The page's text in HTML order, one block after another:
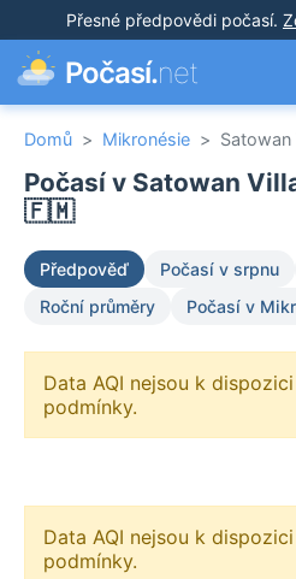
Přesné předpovědi počasí.
Počasí.net
Domů > Mikronésie > Satowan
Počasí v Satowan
🇫🇲
Předpověď Počasí v srpnu
Roční průměry
Počasí v
Data AQI nejsou k
podmínky.
Data AQI nejsou k
podmínky.